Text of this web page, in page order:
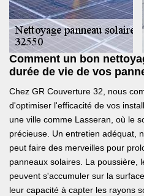
Comment un bon
durée de vie de vos
Chez GR Couverture 32, nous
d'optimiser l'efficacité de vos
une ville comme Lasseran, où le
précieuse. Un entretien adéquat,
peut faire des merveilles pour
panneaux solaires. La poussière,
peuvent s'accumuler sur la
leur capacité à capter les rayons